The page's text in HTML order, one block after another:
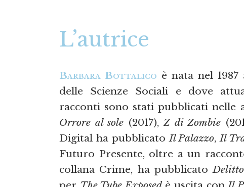
L’autrice
Barbara Bottalico è nata nel
delle Scienze Sociali e dove
racconti sono stati pubblicati nelle
Orrore al sole (2017),Z di Zombie
Digital ha pubblicatoIl Palazzo,Il
Futuro Presente, oltre a un
collana Crime, ha pubblicato